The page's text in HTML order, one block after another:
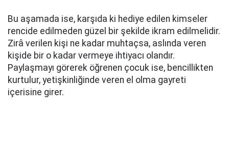
Bu aşamada ise, karşıda ki hediye edilen kimseler
rencide edilmeden güzel bir şekilde ikram edilmelidir.
Zirâ verilen kişi ne kadar muhtaçsa, aslında veren
kişide bir o kadar vermeye ihtiyacı olandır.
Paylaşmayı görerek öğrenen çocuk ise, bencillikten
kurtulur, yetişkinliğinde veren el olma gayreti
içerisine girer.